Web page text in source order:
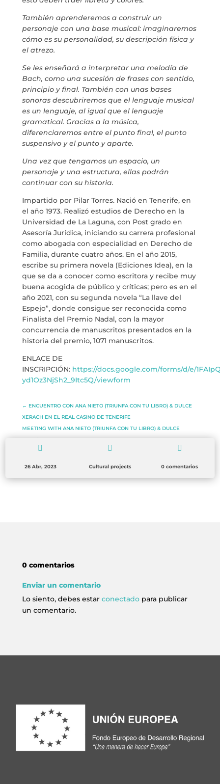
info@crowplan.com
922 28 00 28
También aprenderemos a construir un
personaje con una base musical: imaginaremos
cómo es su personalidad, su descripción física y
el atrezo.
Se les enseñará a interpretar una melodía de
Bach, como una sucesión de frases con sentido,
principio y final. También con unas bases
sonoras descubriremos que el lenguaje musical
es un lenguaje, al igual que el lenguaje
gramatical. Gracias a la música,
diferenciaremos entre el punto final, el punto
suspensivo y el punto y aparte.
Una vez que tengamos un espacio, un
personaje y una estructura, ellas podrán
continuar con su historia.
Impartido por Pilar Torres. Nació en Tenerife, en
el año 1973. Realizó estudios de Derecho en la
Universidad de La Laguna, con Post grado en
Asesoría Jurídica, iniciando su carrera profesional
como abogada con especialidad en Derecho de
Familia, durante cuatro años. En el año 2015,
escribe su primera novela (Ediciones Idea), en la
que se da a conocer como escritora y recibe muy
buena acogida de público y críticas; pero es en el
año 2021, con su segunda novela “La llave del
Espejo”, donde consigue ser reconocida como
Finalista del Premio Nadal, con la mayor
concurrencia de manuscritos presentados en la
historia del premio, 1071 manuscritos.
ENLACE DE
INSCRIPCIÓN: https://docs.google.com/forms/d/e/
yd1Oz3NjSh2_9Itc5Q/viewform
← ENCUENTRO CON ANA NIETO (TRIUNFA CON TU LIBRO) & DULCE
XERACH EN EL REAL CASINO DE TENERIFE
MEETING WITH ANA NIETO (TRIUNFA CON TU LIBRO) & DULCE
XERACH

26 Abr, 2023

Cultural projects

0 comentarios
0 comentarios
Enviar un comentario
Lo siento, debes estar conectadopara publicar
un comentario.